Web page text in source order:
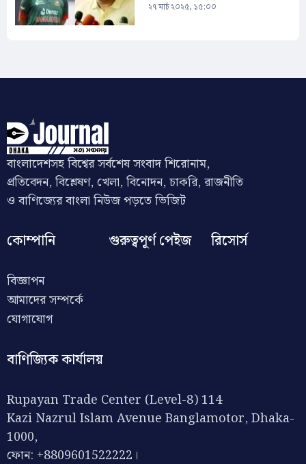
২৭ মার্চ ২০২৫, ১৫:০০
বাংলাদেশসহ বিশ্বের সর্বশেষ সংবাদ শিরোনাম,
প্রতিবেদন, বিশ্লেষণ, খেলা, বিনোদন, চাকরি, রাজনীতি
ও বাণিজ্যের বাংলা নিউজ পড়তে ভিজিট
কোম্পানি
বিজ্ঞাপন
আমাদের সম্পর্কে
যোগাযোগ
গুরুত্বপূর্ণ পেইজ রিসোর্স
বাণিজ্যিক কার্যালয়
Rupayan Trade Center (Level-8) 114
Kazi Nazrul Islam Avenue Banglamotor, Dhaka-
1000,
ফোন: +8809601522222।